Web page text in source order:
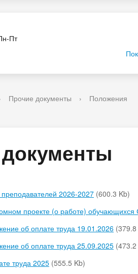
Пт
Прочие документы › Положения
преподавателей 2026-2027 (600.3 Kb)
проекте (о работе)
об оплате труда 19.01.2026
об оплате труда 25.09.2025
труда 2025 (555.5 Kb)